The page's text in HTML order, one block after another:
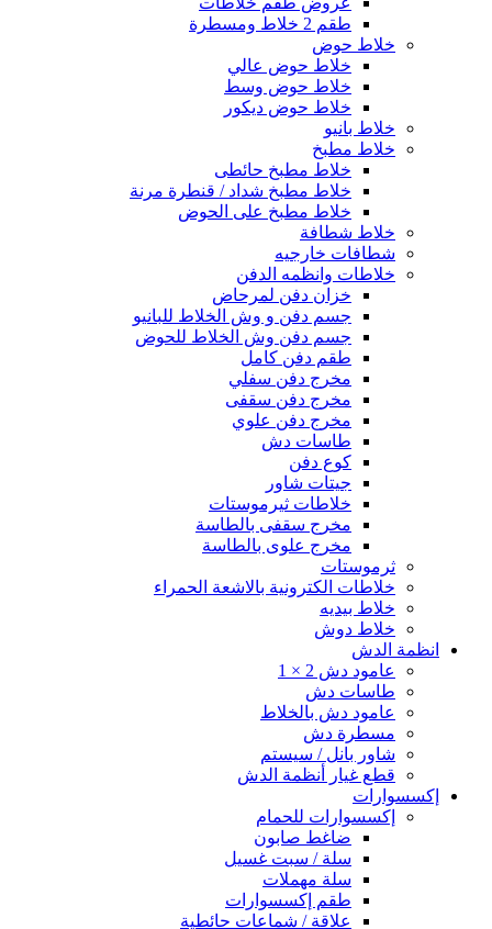
طقم 2 خلاط ومسطرة
خلاط حوض
خلاط حوض عالي
خلاط حوض وسط
خلاط حوض ديكور
خلاط بانيو
خلاط مطبخ
خلاط مطبخ حائطى
خلاط مطبخ شداد / قنطرة مرنة
خلاط مطبخ على الحوض
خلاط شطافة
شطافات خارجيه
خلاطات وانظمه الدفن
خزان دفن لمرحاض
جسم دفن و وش الخلاط للبانيو
جسم دفن وش الخلاط للحوض
طقم دفن كامل
مخرج دفن سفلي
مخرج دفن سقفى
مخرج دفن علوي
طاسات دش
كوع دفن
جيتات شاور
خلاطات ثيرموستات
مخرج سقفى بالطاسة
مخرج علوى بالطاسة
ثرموستات
خلاطات الكترونية بالاشعة الحمراء
خلاط بيديه
خلاط دوش
انظمة الدش
عامود دش 2 × 1
طاسات دش
عامود دش بالخلاط
مسطرة دش
شاور بانل / سيستم
قطع غيار أنظمة الدش
إكسسوارات
إكسسوارات للحمام
ضاغط صابون
سلة / سبت غسيل
سلة مهملات
طقم إكسسوارات
علاقة / شماعات حائطية